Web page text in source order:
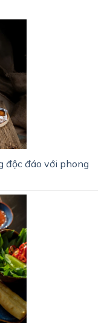
độc đáo với phong